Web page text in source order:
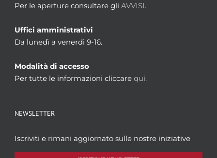
Per le aperture consultare gli AVVISI.
Uffici amministrativi
Da lunedì a venerdì 9-16.
Modalità di accesso
Per tutte le informazioni cliccare qui.
NEWSLETTER
Iscriviti e rimani aggiornato sulle nostre iniziative